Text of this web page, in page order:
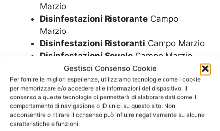
Gestisci Consenso Cookie
Per fornire le migliori esperienze, utilizziamo tecnologie come i cookie
per memorizzare e/o accedere alle informazioni del dispositivo. Il
consenso a queste tecnologie ci permetterà di elaborare dati come il
comportamento di navigazione o ID unici su questo sito. Non
acconsentire o ritirare il consenso può influire negativamente su alcune
caratteristiche e funzioni.
Marzio
Disinfestazioni Ristorante Campo
Marzio
Disinfestazioni Ristoranti Campo Marzio
Disinfestazioni Scuole Campo Marzio
Disinfestazioni SistemiCampo Marzio
Disinfestazioni Topi in CasaCampo
Marzio
Disinfestazioni Topi in GiardinoCampo
Marzio